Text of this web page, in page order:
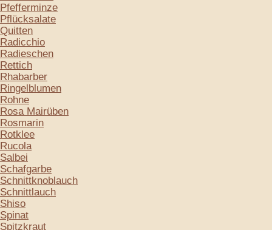
Pfefferminze
Pflücksalate
Quitten
Radicchio
Radieschen
Rettich
Rhabarber
Ringelblumen
Rohne
Rosa Mairüben
Rosmarin
Rotklee
Rucola
Salbei
Schafgarbe
Schnittknoblauch
Schnittlauch
Shiso
Spinat
Spitzkraut